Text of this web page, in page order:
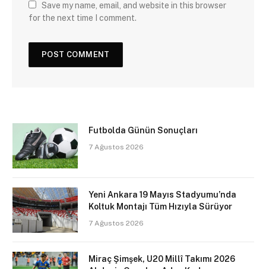
Save my name, email, and website in this browser
for the next time I comment.
Futbolda Günün Sonuçları
7 Ağustos 2026
Yeni Ankara 19 Mayıs Stadyumu’nda
Koltuk Montajı Tüm Hızıyla Sürüyor
7 Ağustos 2026
Miraç Şimşek, U20 Millî Takımı 2026